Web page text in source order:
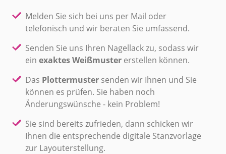
Melden Sie sich bei uns per Mail oder
telefonisch und wir beraten Sie umfassend.
Senden Sie uns Ihren Nagellack zu, sodass wir
ein exaktes Weißmuster erstellen können.
Das Plottermuster senden wir Ihnen und Sie
können es prüfen. Sie haben noch
Änderungswünsche - kein Problem!
Sie sind bereits zufrieden, dann schicken wir
Ihnen die entsprechende digitale Stanzvorlage
zur Layouterstellung.